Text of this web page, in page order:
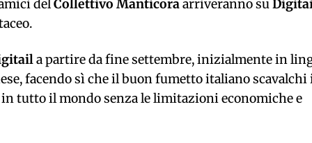
delCollettivo Manticoraarriveranno su
a partire da fine settembre, inizialmente in
facendo sì che il buon fumetto italiano scavalchi
tutto il mondo senza le limitazioni economiche e